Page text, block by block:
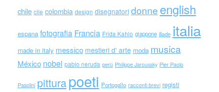
chile cile colombia design disegnatori donne english
espana fotografia Francia Frida Kahlo giappone iliade italia
made in italy messico mestieri d' arte moda musica
México nobel pablo neruda perù Philippe Jaroussky Pier Paolo
Pasolini pitturapoeti Portogallo racconti brevi registi